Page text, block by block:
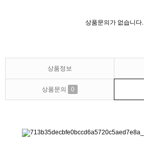
상품문의가 없습니다.
상품정보
상품문의 0